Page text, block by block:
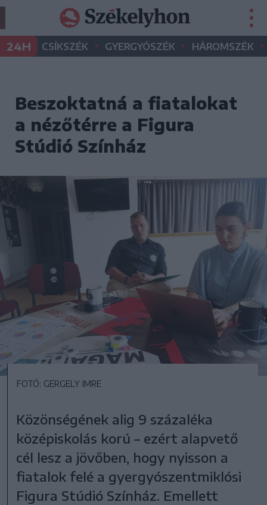
24H CSÍKSZÉK • GYERGYÓSZÉK • HÁROMSZÉK •
Beszoktatná a fiatalokat
a nézőtérre a Figura
Stúdió Színház
FOTÓ: GERGELY IMRE
Közönségének alig 9 százaléka
középiskolás korú – ezért alapvető
cél lesz a jövőben, hogy nyisson a
fiatalok felé a gyergyószentmiklósi
Figura Stúdió Színház. Emellett